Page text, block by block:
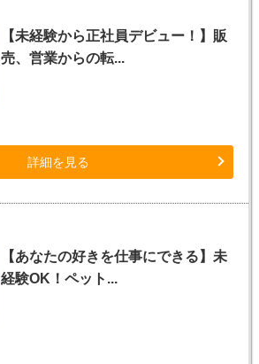
【未経験から正社員デビュー！】販
売、営業からの転...
詳細を見る
【あなたの好きを仕事にできる】未
経験OK！ペット...